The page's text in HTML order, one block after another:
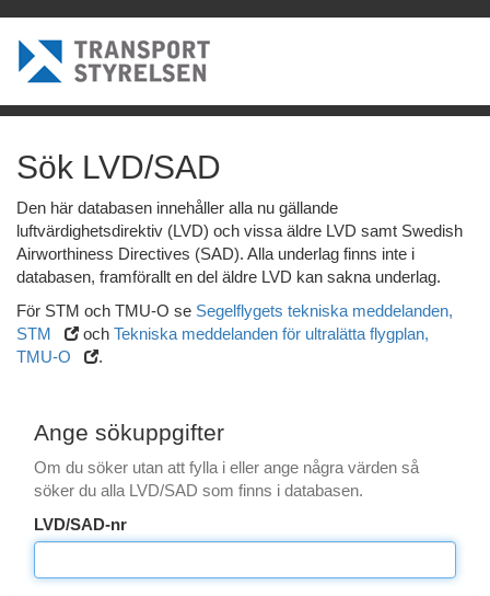
Sök LVD/SAD
Den här databasen innehåller alla nu gällande
luftvärdighetsdirektiv (LVD) och vissa äldre LVD samt Swedish
Airworthiness Directives (SAD). Alla underlag finns inte i
databasen, framförallt en del äldre LVD kan sakna underlag.
För STM och TMU-O se Segelflygets tekniska meddelanden,
STM
och Tekniska meddelanden för ultralätta flygplan,
TMU-O
.
Ange sökuppgifter
Om du söker utan att fylla i eller ange några värden så
söker du alla LVD/SAD som finns i databasen.
LVD/SAD-nr